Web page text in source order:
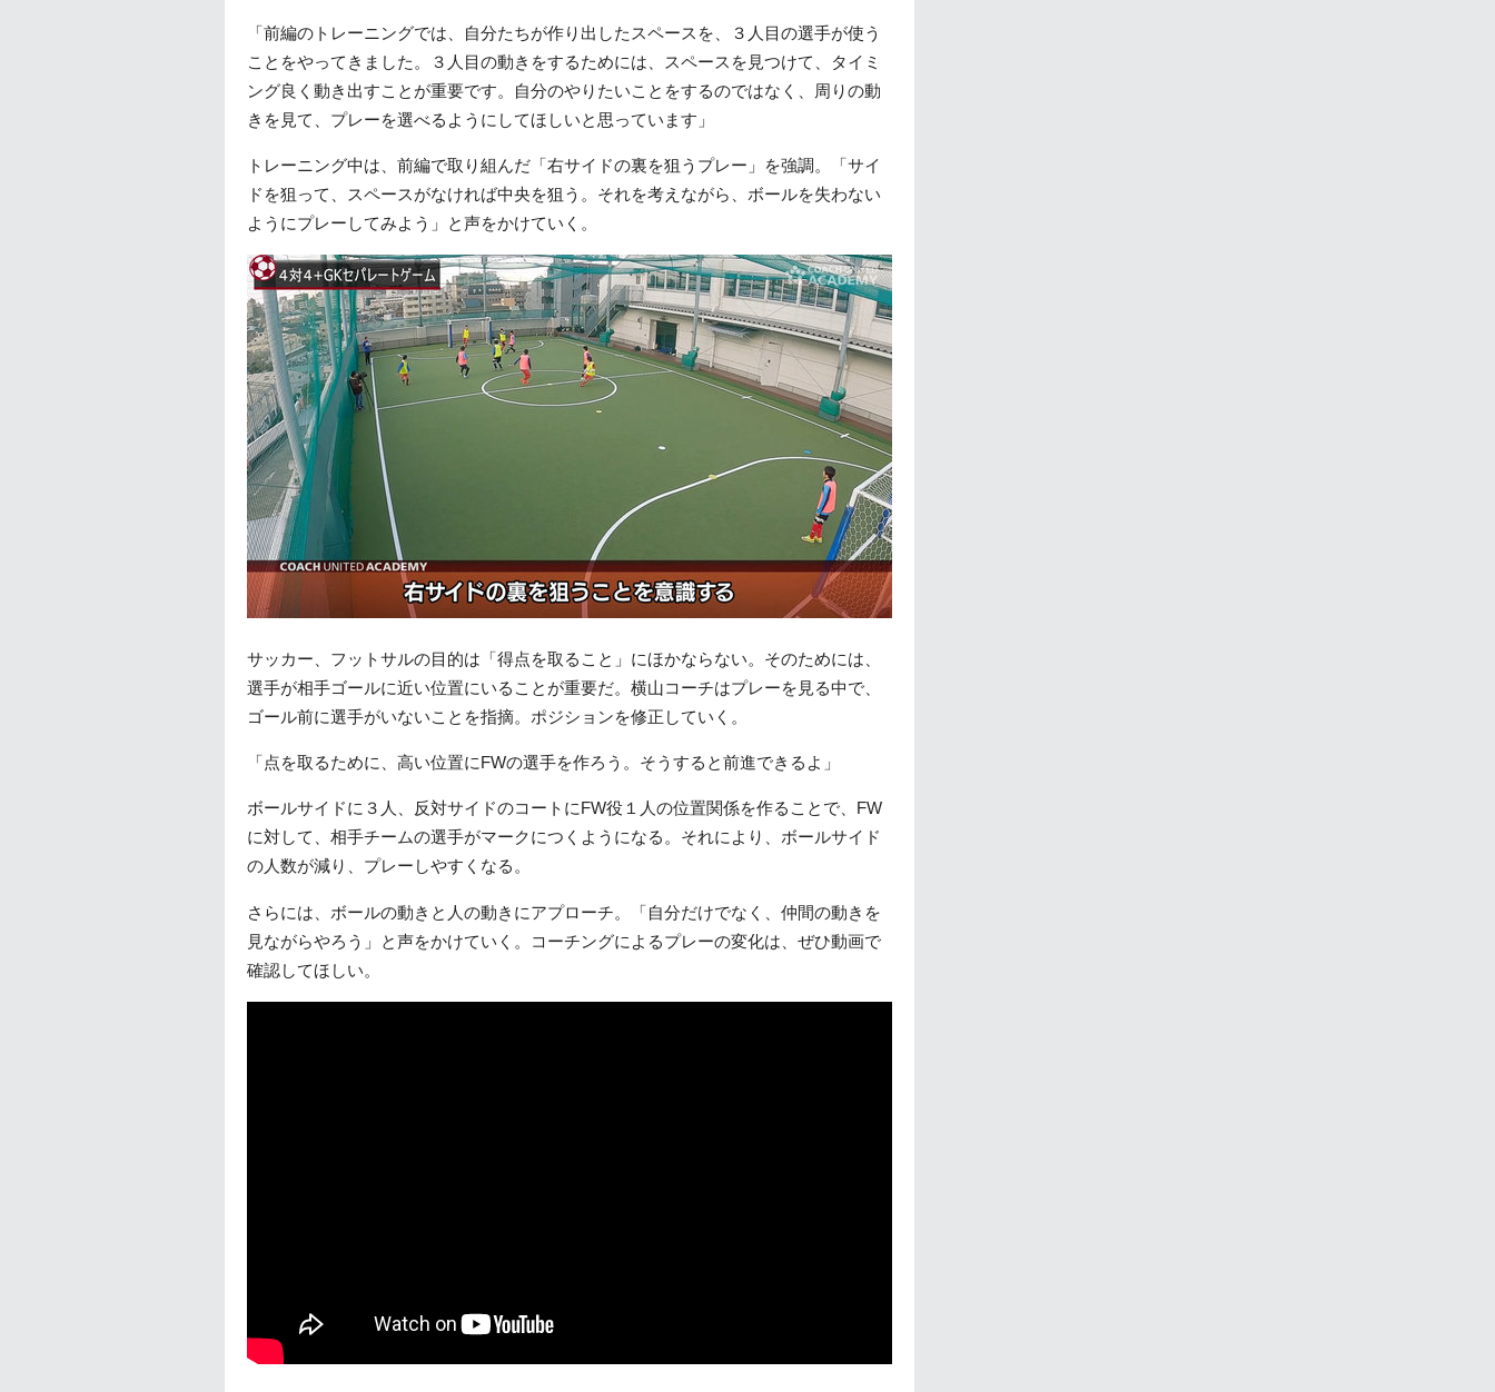
「前編のトレーニングでは、自分たちが作り出したスペースを、３人目の選手が使う
ことをやってきました。３人目の動きをするためには、スペースを見つけて、タイミ
ング良く動き出すことが重要です。自分のやりたいことをするのではなく、周りの動
きを見て、プレーを選べるようにしてほしいと思っています」
トレーニング中は、前編で取り組んだ「右サイドの裏を狙うプレー」を強調。「サイ
ドを狙って、スペースがなければ中央を狙う。それを考えながら、ボールを失わない
ようにプレーしてみよう」と声をかけていく。
サッカー、フットサルの目的は「得点を取ること」にほかならない。そのためには、
選手が相手ゴールに近い位置にいることが重要だ。横山コーチはプレーを見る中で、
ゴール前に選手がいないことを指摘。ポジションを修正していく。
「点を取るために、高い位置にFWの選手を作ろう。そうすると前進できるよ」
ボールサイドに３人、反対サイドのコートにFW役１人の位置関係を作ることで、FW
に対して、相手チームの選手がマークにつくようになる。それにより、ボールサイド
の人数が減り、プレーしやすくなる。
さらには、ボールの動きと人の動きにアプローチ。「自分だけでなく、仲間の動きを
見ながらやろう」と声をかけていく。コーチングによるプレーの変化は、ぜひ動画で
確認してほしい。